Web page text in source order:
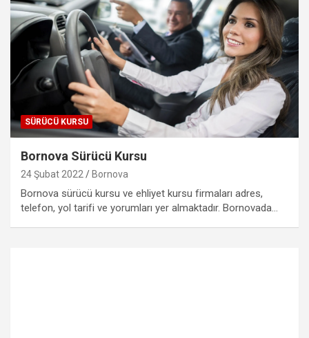
SÜRÜCÜ KURSU
Bornova Sürücü Kursu
24 Şubat 2022 Bornova
Bornova sürücü kursu ve ehliyet kursu firmaları adres,
telefon, yol tarifi ve yorumları yer almaktadır. Bornovada…